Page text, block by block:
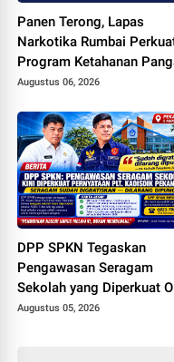
Panen Terong, Lapas
Narkotika Rumbai
Program Ketahanan
Augustus 06, 2026
DPP SPKN Tegaskan
Pengawasan Seragam
Sekolah yang Diperkuat
Peryataan Plt. KADISDIK
Augustus 05, 2026